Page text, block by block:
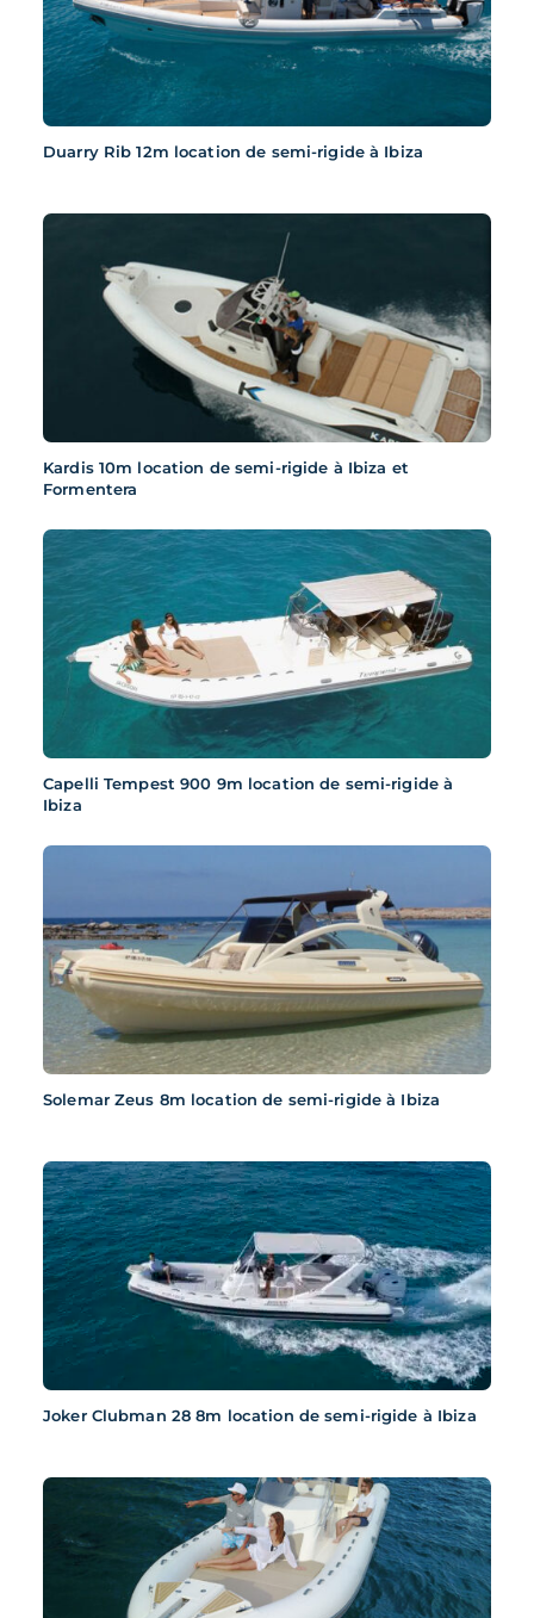
Duarry Rib 12m location de semi-rigide à Ibiza
Kardis 10m location de semi-rigide à Ibiza et
Formentera
Capelli Tempest 900 9m location de semi-rigide à
Ibiza
Solemar Zeus 8m location de semi-rigide à Ibiza
Joker Clubman 28 8m location de semi-rigide à Ibiza